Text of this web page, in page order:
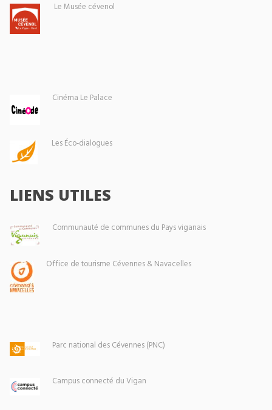
Le Musée cévenol
Cinéma Le Palace
Les Éco-dialogues
LIENS UTILES
Communauté de communes du Pays viganais
Office de tourisme Cévennes & Navacelles
Parc national des Cévennes (PNC)
Campus connecté du Vigan